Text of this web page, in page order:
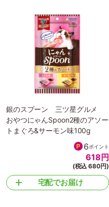
銀のスプーン 三ツ星グルメ
おやつにゃんSpoon2種のアソー
トまぐろ&サーモン味100g
6ポイント
618 円
(税込 680円)
宅配でお届け